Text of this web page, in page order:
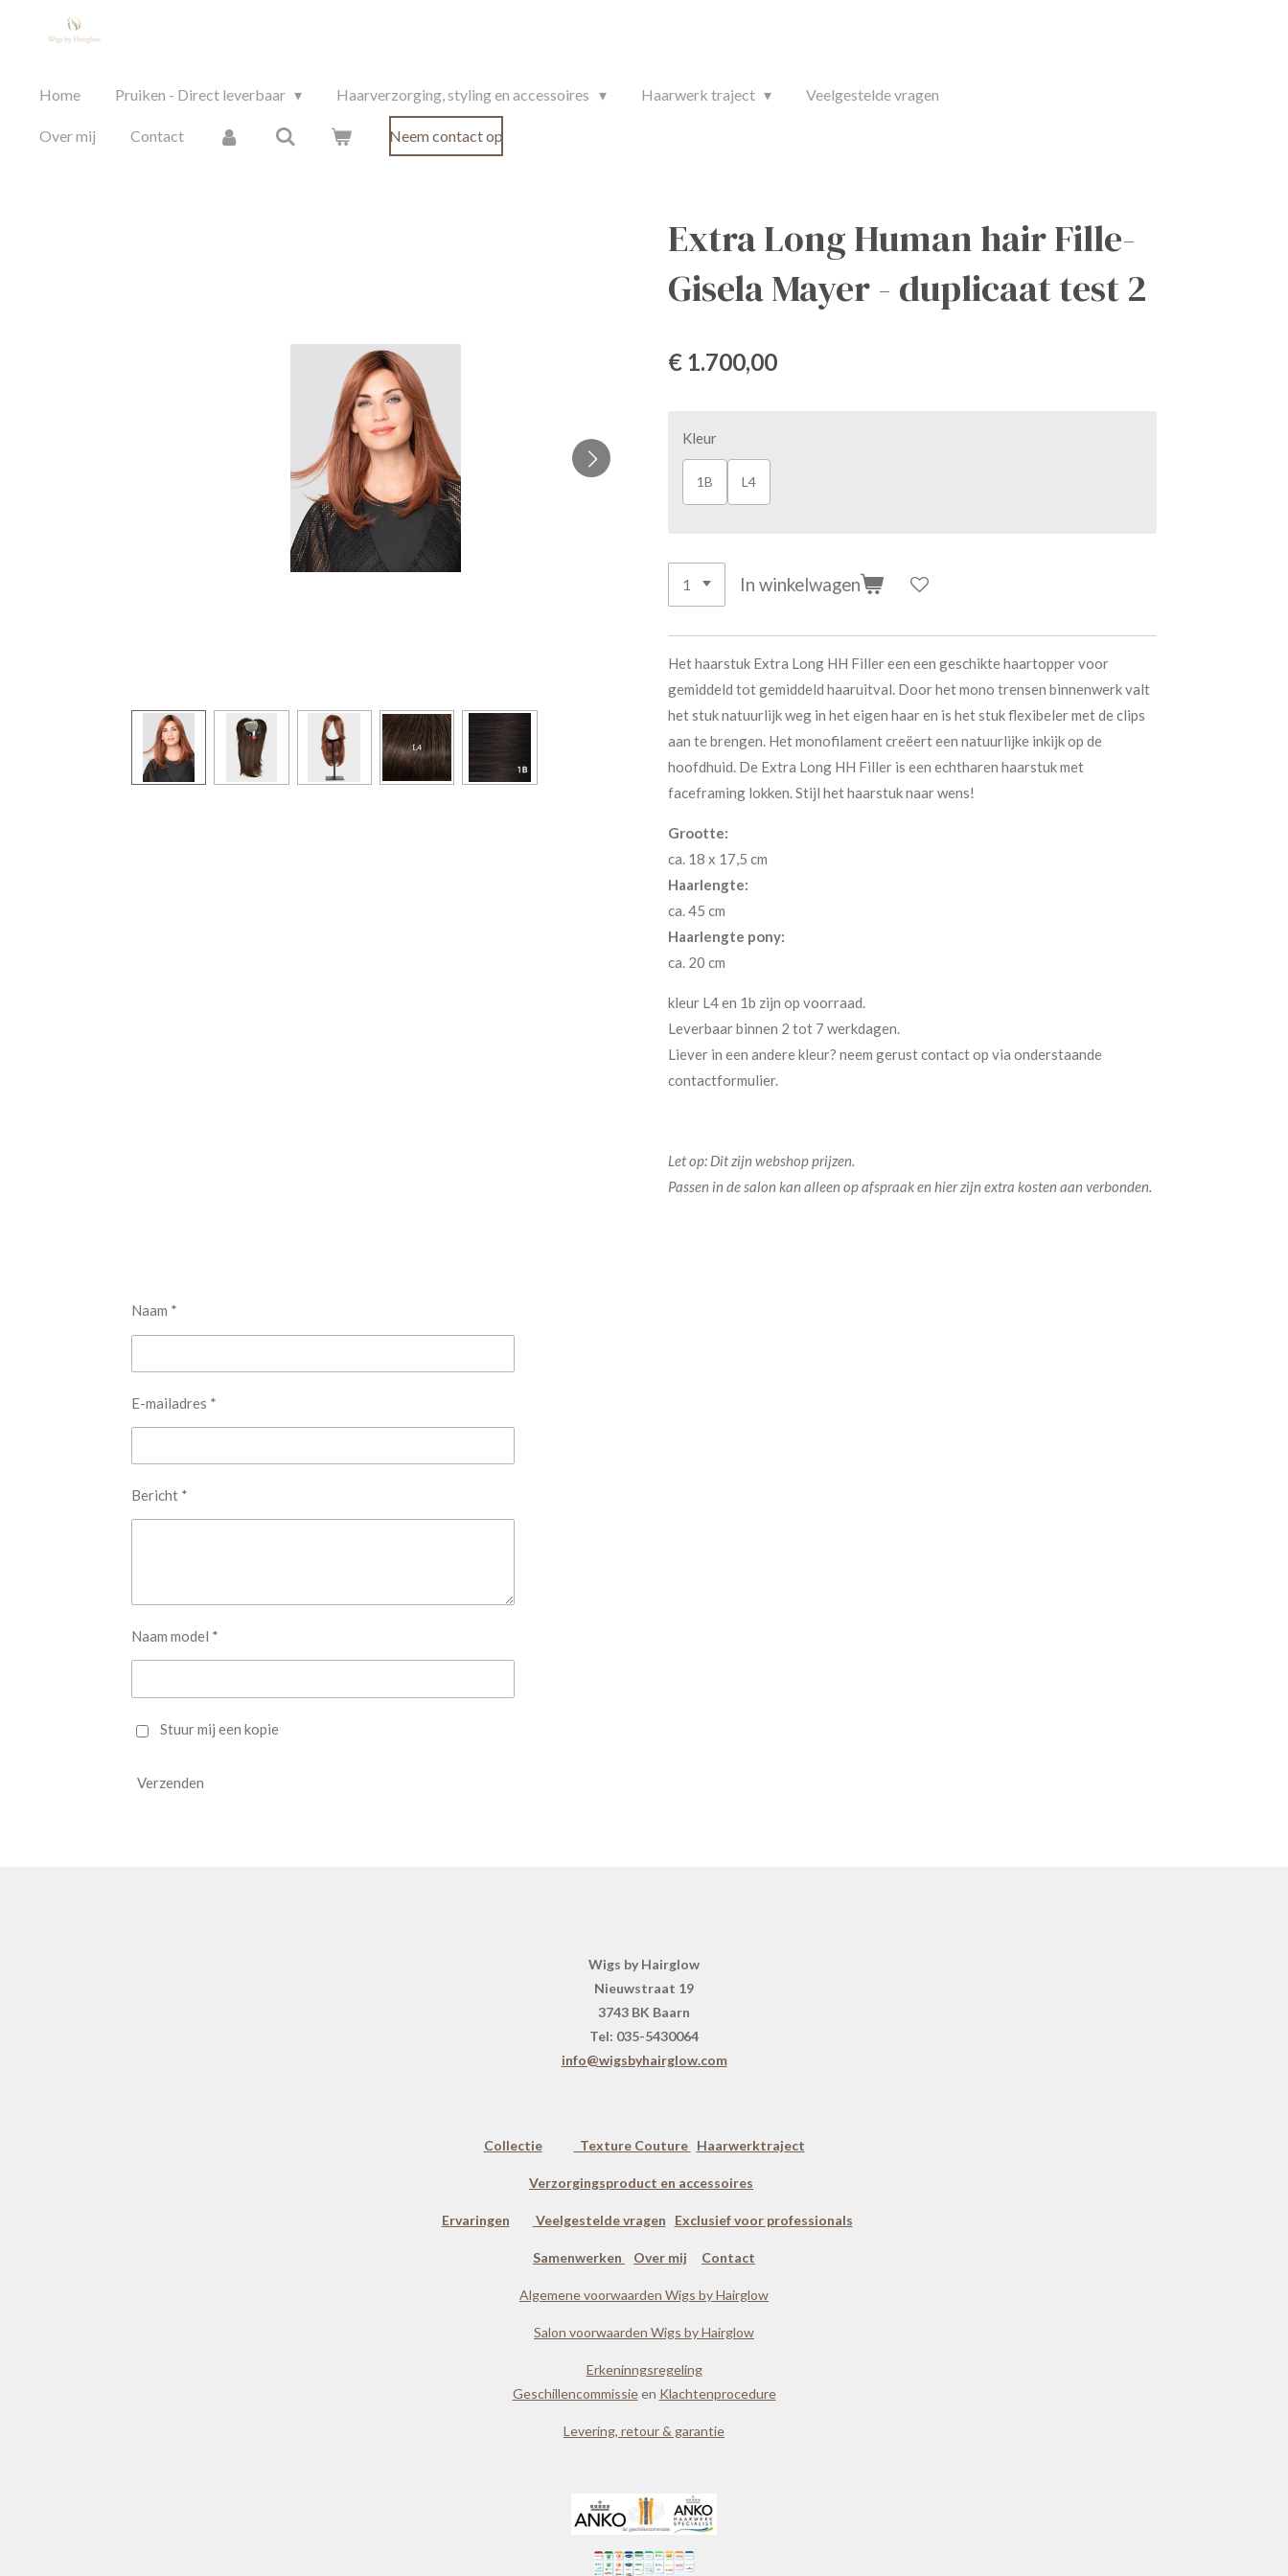
Home Pruiken - Direct leverbaar Haarverzorging, styling en accessoires Haarwerk traject Veelgestelde vragen
Over mij Contact Neem contact op
Extra Long Human hair Fille-
Gisela Mayer - duplicaat test 2
€ 1.700,00
Kleur
1B L4
In winkelwagen
Het haarstuk Extra Long HH Filler een een geschikte haartopper voor
gemiddeld tot gemiddeld haaruitval. Door het mono trensen binnenwerk valt
het stuk natuurlijk weg in het eigen haar en is het stuk flexibeler met de clips
aan te brengen. Het monofilament creëert een natuurlijke inkijk op de
hoofdhuid. De Extra Long HH Filler is een echtharen haarstuk met
faceframing lokken. Stijl het haarstuk naar wens!
Grootte:
ca. 18 x 17,5 cm
Haarlengte:
ca. 45 cm
Haarlengte pony:
ca. 20 cm
kleur L4 en 1b zijn op voorraad.
Leverbaar binnen 2 tot 7 werkdagen.
Liever in een andere kleur? neem gerust contact op via onderstaande
contactformulier.
Let op: Dit zijn webshop prijzen.
Passen in de salon kan alleen op afspraak en hier zijn extra kosten aan verbonden.
Naam *
E-mailadres *
Bericht *
Naam model *
Stuur mij een kopie
Verzenden
Wigs by Hairglow
Nieuwstraat 19
3743 BK Baarn
Tel: 035-5430064
info@wigsbyhairglow.com
Collectie Texture Couture Haarwerktraject
Verzorgingsproduct en accessoires
Ervaringen Veelgestelde vragen Exclusief voor professionals
Samenwerken Over mij Contact
Algemene voorwaarden Wigs by Hairglow
Salon voorwaarden Wigs by Hairglow
Erkeninngsregeling
Geschillencommissieen Klachtenprocedure
Levering, retour & garantie